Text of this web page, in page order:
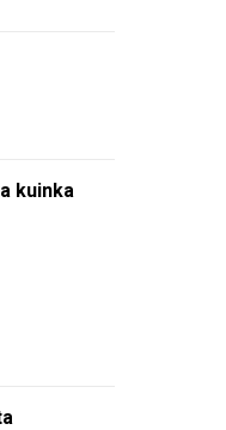
kuinka